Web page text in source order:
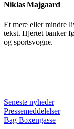
Niklas Majgaard
Et mere eller mindre
tekst. Hjertet banker
og sportsvogne.
Seneste nyheder
Pressemeddelelser
Bag Boxengasse